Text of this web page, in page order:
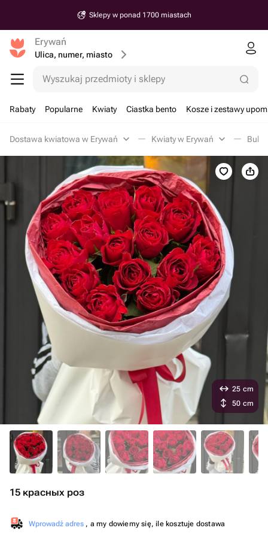
Sklepy w ponad 1700 miastach
Erywań
Ulica, numer, miasto
Wyszukaj przedmioty i sklepy
Rabaty Popularne Kwiaty Ciastka bento Kosze i zestawy
Dostawa kwiatowa w Erywań Kwiaty w Erywań
15 красных роз
Wprowadź adres , a my dowiemy się, ile kosztuje dostawa
25 cm
50 cm